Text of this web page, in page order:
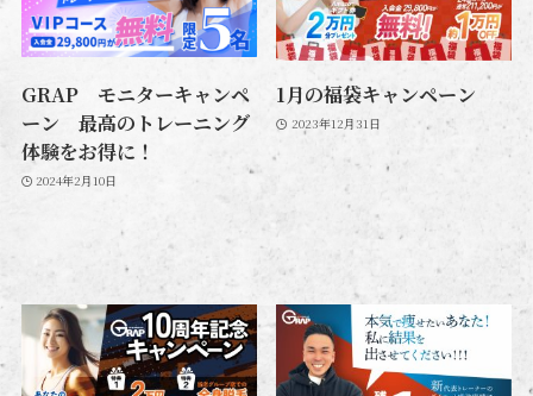
GRAP モニターキャンペ
ーン 最高のトレーニング
体験をお得に！
2024年2月10日
1月の福袋キャンペーン
2023年12月31日